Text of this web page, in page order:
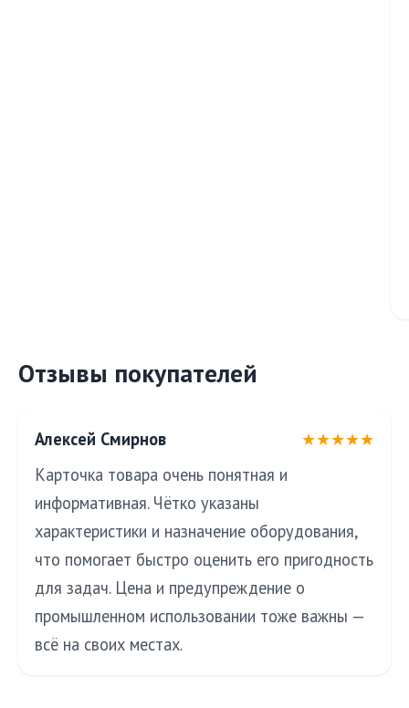
Отзывы покупателей
Алексей Смирнов
★★★★★
Карточка товара очень понятная и
информативная. Чётко указаны
характеристики и назначение оборудования,
что помогает быстро оценить его пригодность
для задач. Цена и предупреждение о
промышленном использовании тоже важны —
всё на своих местах.